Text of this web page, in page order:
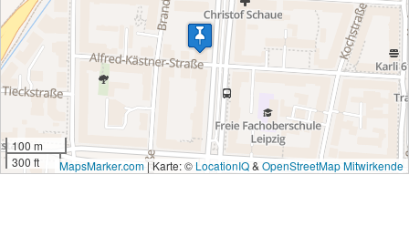
100 m
300 ft
MapsMarker.com |Karte: © LocationIQ& OpenStreetMap Mitwirkende